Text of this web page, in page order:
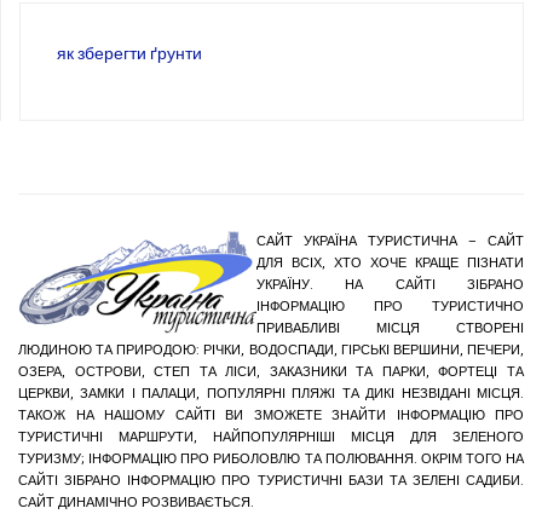
як зберегти ґрунти
САЙТ УКРАЇНА ТУРИСТИЧНА – САЙТ
ДЛЯ ВСІХ, ХТО ХОЧЕ КРАЩЕ ПІЗНАТИ
УКРАЇНУ. НА САЙТІ ЗІБРАНО
ІНФОРМАЦІЮ ПРО ТУРИСТИЧНО
ПРИВАБЛИВІ МІСЦЯ СТВОРЕНІ
ЛЮДИНОЮ ТА ПРИРОДОЮ: РІЧКИ, ВОДОСПАДИ, ГІРСЬКІ ВЕРШИНИ, ПЕЧЕРИ,
ОЗЕРА, ОСТРОВИ, СТЕП ТА ЛІСИ, ЗАКАЗНИКИ ТА ПАРКИ, ФОРТЕЦІ ТА
ЦЕРКВИ, ЗАМКИ І ПАЛАЦИ, ПОПУЛЯРНІ ПЛЯЖІ ТА ДИКІ НЕЗВІДАНІ МІСЦЯ.
ТАКОЖ НА НАШОМУ САЙТІ ВИ ЗМОЖЕТЕ ЗНАЙТИ ІНФОРМАЦІЮ ПРО
ТУРИСТИЧНІ МАРШРУТИ, НАЙПОПУЛЯРНІШІ МІСЦЯ ДЛЯ ЗЕЛЕНОГО
ТУРИЗМУ; ІНФОРМАЦІЮ ПРО РИБОЛОВЛЮ ТА ПОЛЮВАННЯ. ОКРІМ ТОГО НА
САЙТІ ЗІБРАНО ІНФОРМАЦІЮ ПРО ТУРИСТИЧНІ БАЗИ ТА ЗЕЛЕНІ САДИБИ.
САЙТ ДИНАМІЧНО РОЗВИВАЄТЬСЯ.